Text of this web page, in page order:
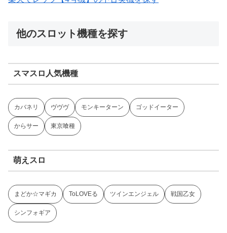
他のスロット機種を探す
スマスロ人気機種
カバネリ ヴヴヴ モンキーターン ゴッドイーター
からサー 東京喰種
萌えスロ
まどか☆マギカ ToLOVEる ツインエンジェル 戦国乙女
シンフォギア